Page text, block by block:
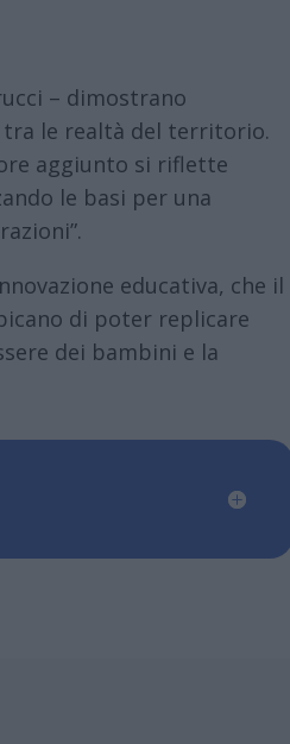
– dimostrano
le realtà del territorio.
aggiunto si riflette
le basi per una
educativa, che il
di poter replicare
dei bambini e la